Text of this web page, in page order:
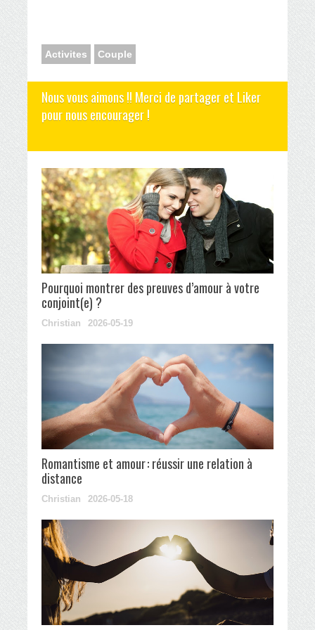
Activites Couple
Nous vous aimons !! Merci de partager et Liker
pour nous encourager !
Pourquoi montrer des preuves d’amour à votre
conjoint(e) ?
Christian 2026-05-19
Romantisme et amour : réussir une relation à
distance
Christian 2026-05-18